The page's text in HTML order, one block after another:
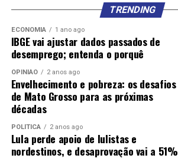
TRENDING
ECONOMIA 1 ano ago
IBGE vai ajustar dados passados de
desemprego; entenda o porquê
OPINIÃO 2 anos ago
Envelhecimento e pobreza: os desafios
de Mato Grosso para as próximas
décadas
POLÍTICA 2 anos ago
Lula perde apoio de lulistas e
nordestinos, e desaprovação vai a 51%